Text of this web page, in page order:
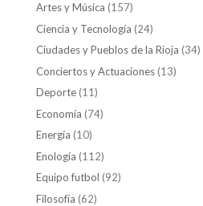
Artes y Música (157)
Ciencia y Tecnología (24)
Ciudades y Pueblos de la Rioja (34)
Conciertos y Actuaciones(13)
Deporte(11)
Economía (74)
Energía (10)
Enología (112)
Equipo futbol (92)
Filosofía (62)